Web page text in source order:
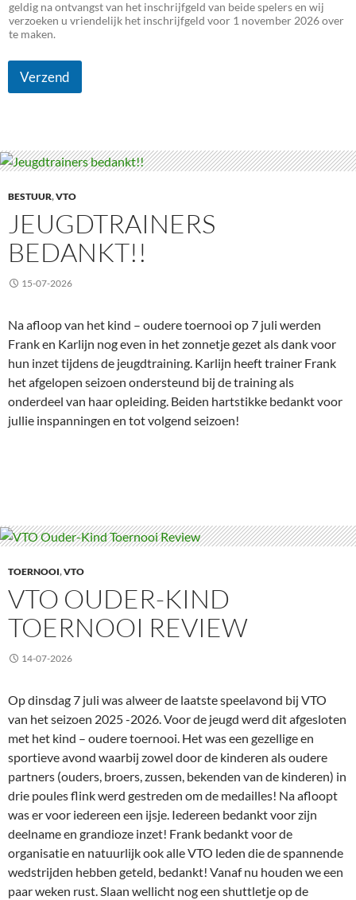
geldig na ontvangst van het inschrijfgeld van beide spelers en wij
verzoeken u vriendelijk het inschrijfgeld voor 1 november 2026 over
te maken.
Verzend
BESTUUR,VTO
JEUGDTRAINERS
BEDANKT!!
15-07-2026
Na afloop van het kind – oudere toernooi op 7 juli werden
Frank en Karlijn nog even in het zonnetje gezet als dank voor
hun inzet tijdens de jeugdtraining. Karlijn heeft trainer Frank
het afgelopen seizoen ondersteund bij de training als
onderdeel van haar opleiding. Beiden hartstikke bedankt voor
jullie inspanningen en tot volgend seizoen!
TOERNOOI,VTO
VTO OUDER-KIND
TOERNOOI REVIEW
14-07-2026
Op dinsdag 7 juli was alweer de laatste speelavond bij VTO
van het seizoen 2025 -2026. Voor de jeugd werd dit afgesloten
met het kind – oudere toernooi. Het was een gezellige en
sportieve avond waarbij zowel door de kinderen als oudere
partners (ouders, broers, zussen, bekenden van de kinderen) in
drie poules flink werd gestreden om de medailles! Na afloopt
was er voor iedereen een ijsje. Iedereen bedankt voor zijn
deelname en grandioze inzet! Frank bedankt voor de
organisatie en natuurlijk ook alle VTO leden die de spannende
wedstrijden hebben geteld, bedankt! Vanaf nu houden we een
paar weken rust. Slaan wellicht nog een shuttletje op de